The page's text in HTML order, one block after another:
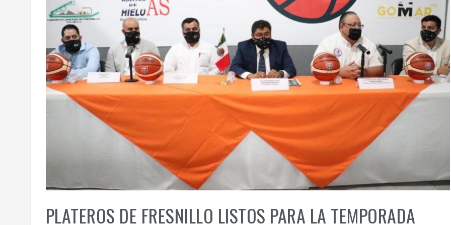
PLATEROS DE FRESNILLO LISTOS PARA LA TEMPORADA